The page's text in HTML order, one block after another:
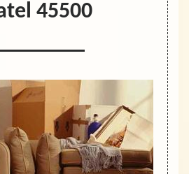
45500